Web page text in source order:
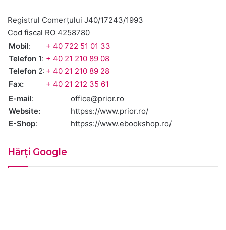
Registrul Comerţului J40/17243/1993
Cod fiscal RO 4258780
Mobil:
Telefon 1:
Telefon 2:
Fax:
+ 40 722 51 01 33
+ 40 21 210 89 08
+ 40 21 210 89 28
+ 40 21 212 35 61
E-mail:
Website:
E-Shop:
office@prior.ro
httpss://www.prior.ro/
httpss://www.ebookshop.ro/
Hărți Google